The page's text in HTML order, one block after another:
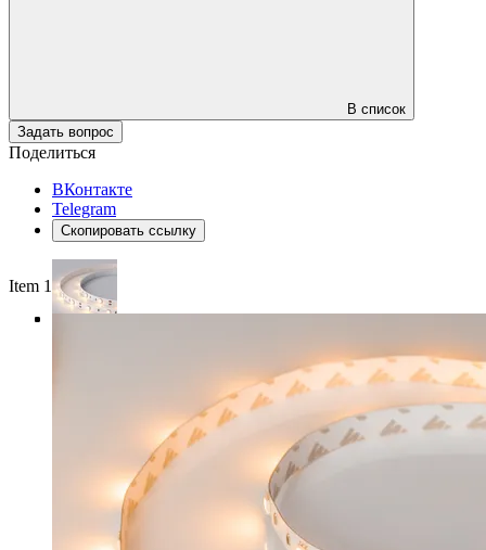
В список
Задать вопрос
Поделиться
ВКонтакте
Telegram
Скопировать ссылку
Item 1 of 4